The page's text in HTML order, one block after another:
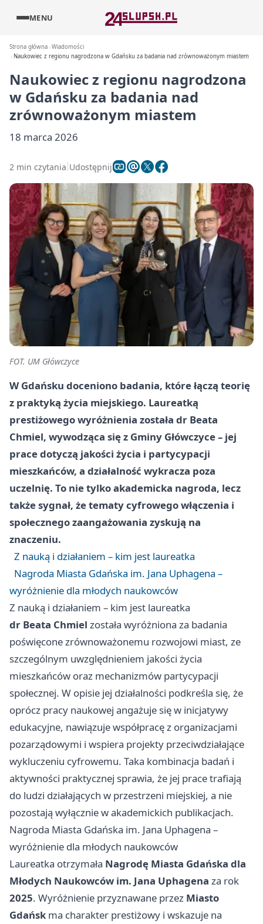
MENU
Strona główna Wiadomości
Naukowiec z regionu nagrodzona w Gdańsku za badania nad zrównoważonym miastem
Naukowiec z regionu nagrodzona
w Gdańsku za badania nad
zrównoważonym miastem
18 marca 2026
2 min czytania Udostępnij
FOT. UM Główczyce
W Gdańsku doceniono badania, które łączą teorię
z praktyką życia miejskiego. Laureatką
prestiżowego wyróżnienia została dr Beata
Chmiel, wywodząca się z Gminy Główczyce– jej
prace dotyczą jakości życia i partycypacji
mieszkańców, a działalność wykracza poza
uczelnię. To nie tylko akademicka nagroda, lecz
także sygnał, że tematy cyfrowego włączenia i
społecznego zaangażowania zyskują na
znaczeniu.
Z nauką i działaniem – kim jest laureatka
Nagroda Miasta Gdańska im. Jana Uphagena –
wyróżnienie dla młodych naukowców
Z nauką i działaniem – kim jest laureatka
dr Beata Chmiel została wyróżniona za badania
poświęcone zrównoważonemu rozwojowi miast, ze
szczególnym uwzględnieniem jakości życia
mieszkańców oraz mechanizmów partycypacji
społecznej. W opisie jej działalności podkreśla się, że
oprócz pracy naukowej angażuje się w inicjatywy
edukacyjne, nawiązuje współpracę z organizacjami
pozarządowymi i wspiera projekty przeciwdziałające
wykluczeniu cyfrowemu. Taka kombinacja badań i
aktywności praktycznej sprawia, że jej prace trafiają
do ludzi działających w przestrzeni miejskiej, a nie
pozostają wyłącznie w akademickich publikacjach.
Nagroda Miasta Gdańska im. Jana Uphagena –
wyróżnienie dla młodych naukowców
Laureatka otrzymała Nagrodę Miasta Gdańska dla
Młodych Naukowców im. Jana Uphagena za rok
2025. Wyróżnienie przyznawane przez Miasto
Gdańsk ma charakter prestiżowy i wskazuje na